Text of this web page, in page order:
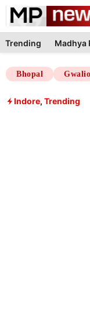
Skip
content
Trending Madhya
Bhopal
Indore, Trending